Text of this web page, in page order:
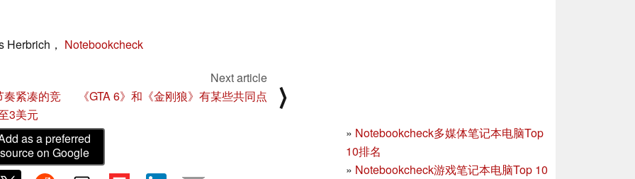
Herbrich， Notebookcheck
奏紧凑的竞
3美元
Next article
《GTA 6》和《金刚狼》有某些共同点
⟩
» Notebookcheck多媒体笔记本电脑Top
10排名
» Notebookcheck游戏笔记本电脑Top 10
as a preferred
source on Google